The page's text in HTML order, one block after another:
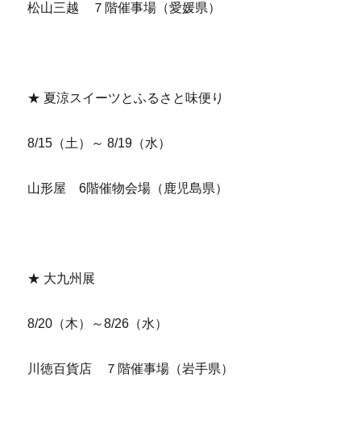
松山三越 ７階催事場（愛媛県）
★ 夏涼スイーツとふるさと味便り
8/15（土）～ 8/19（水）
山形屋 6階催物会場（鹿児島県）
★ 大九州展
8/20（木）～8/26（水）
川徳百貨店 ７階催事場（岩手県）